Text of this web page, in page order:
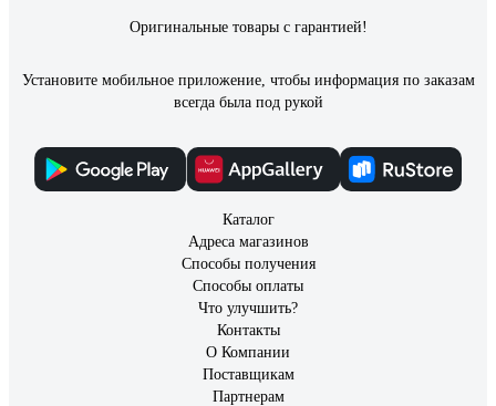
Оригинальные товары с гарантией!
Установите мобильное приложение, чтобы информация по заказам
всегда была под рукой
Каталог
Адреса магазинов
Способы получения
Способы оплаты
Что улучшить?
Контакты
О Компании
Поставщикам
Партнерам